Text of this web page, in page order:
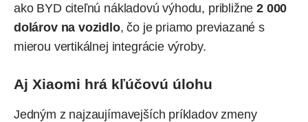
ako BYD citeľnú nákladovú výhodu, približne2 000
dolárov na vozidlo, čo je priamo previazané s
mierou vertikálnej integrácie výroby.
Aj Xiaomi hrá kľúčovú úlohu
Jedným z najzaujímavejších príkladov zmeny